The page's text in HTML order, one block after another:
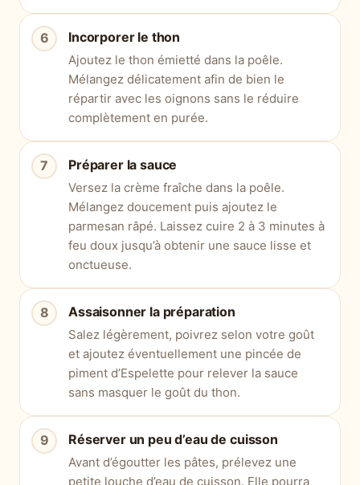
Incorporer le thon
Ajoutez le thon émietté dans la poêle.
Mélangez délicatement afin de bien le
répartir avec les oignons sans le réduire
complètement en purée.
Préparer la sauce
Versez la crème fraîche dans la poêle.
Mélangez doucement puis ajoutez le
parmesan râpé. Laissez cuire 2 à 3 minutes à
feu doux jusqu’à obtenir une sauce lisse et
onctueuse.
Assaisonner la préparation
Salez légèrement, poivrez selon votre goût
et ajoutez éventuellement une pincée de
piment d’Espelette pour relever la sauce
sans masquer le goût du thon.
Réserver un peu d’eau de cuisson
Avant d’égoutter les pâtes, prélevez une
petite louche d’eau de cuisson. Elle pourra